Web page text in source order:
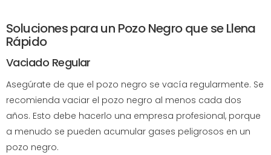
Soluciones para un Pozo Negro que se Llena
Rápido
Vaciado Regular
Asegúrate de que el pozo negro se vacía regularmente. Se
recomienda vaciar el pozo negro al menos cada dos
años. Esto debe hacerlo una empresa profesional, porque
a menudo se pueden acumular gases peligrosos en un
pozo negro.